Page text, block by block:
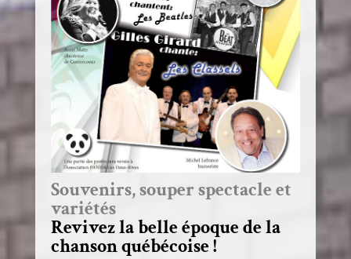
Souvenirs, souper spectacle et
variétés
Revivez la belle époque de la
chanson québécoise !